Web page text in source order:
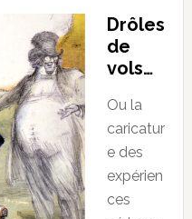
Drôles
de
vols…
Ou la
caricatur
e des
expérien
ces